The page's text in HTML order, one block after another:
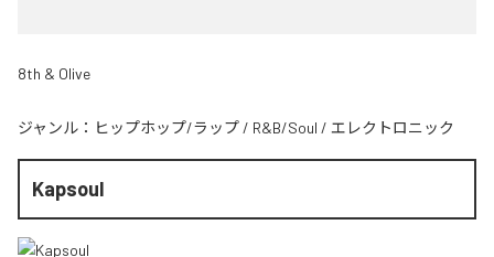
8th & Olive
ジャンル： ヒップホップ/ラップ / R&B/Soul / エレクトロニック
Kapsoul